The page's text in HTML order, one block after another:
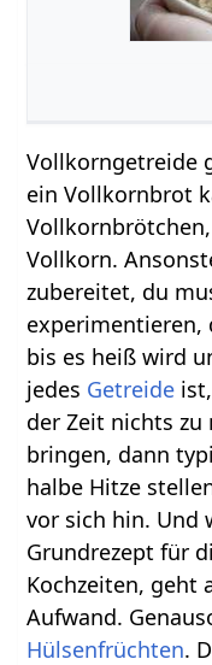
Vollkorngetreide
ein Vollkornbrot
Vollkorn.
zubereitet, du
experimentieren,
bis es heiß wird
jedes Getreide
der Zeit nichts zu
bringen, dann
halbe Hitze
vor sich hin. Und
Grundrezept für
Kochzeiten, geht
Aufwand.
Hülsenfrüchten.